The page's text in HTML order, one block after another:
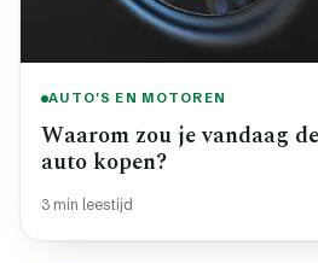
AUTO'S EN MOTOREN
Waarom zou je vandaag
auto kopen?
3 min leestijd